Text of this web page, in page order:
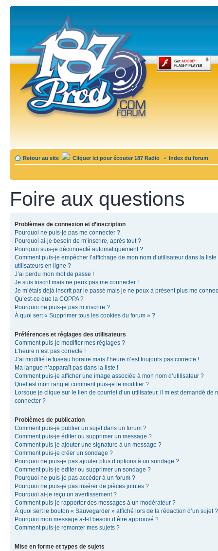
Retour au site Cliquer ici pour écouter 187 Radio • Index du forum
Foire aux questions
Problèmes de connexion et d’inscription
Pourquoi ne puis-je pas me connecter ?
Pourquoi ai-je besoin de m’inscrire, après tout ?
Pourquoi suis-je déconnecté automatiquement ?
Comment puis-je empêcher l’affichage de mon nom d’utilisateur dans la liste
utilisateurs en ligne ?
J’ai perdu mon mot de passe !
Je suis inscrit mais ne peux pas me connecter !
Je m’étais déjà inscrit par le passé mais je ne peux à présent plus me
Qu’est-ce que la COPPA ?
Pourquoi ne puis-je pas m’inscrire ?
À quoi sert « Supprimer tous les cookies du forum » ?
Préférences et réglages des utilisateurs
Comment puis-je modifier mes réglages ?
L’heure n’est pas correcte !
J’ai modifié le fuseau horaire mais l’heure n’est toujours pas correcte !
Ma langue n’apparaît pas dans la liste !
Comment puis-je afficher une image associée à mon nom d’utilisateur ?
Quel est mon rang et comment puis-je le modifier ?
Lorsque je clique sur le lien de courriel d’un utilisateur, il m’est demandé de
connecter ?
Problèmes de publication
Comment puis-je publier un sujet dans un forum ?
Comment puis-je éditer ou supprimer un message ?
Comment puis-je ajouter une signature à un message ?
Comment puis-je créer un sondage ?
Pourquoi ne puis-je pas ajouter plus d’options à un sondage ?
Comment puis-je éditer ou supprimer un sondage ?
Pourquoi ne puis-je pas accéder à un forum ?
Pourquoi ne puis-je pas insérer de pièces jointes ?
Pourquoi ai-je reçu un avertissement ?
Comment puis-je rapporter des messages à un modérateur ?
À quoi sert le bouton « Sauvegarder » affiché lors de la rédaction d’un sujet ?
Pourquoi mon message a-t-il besoin d’être approuvé ?
Comment puis-je remonter mes sujets ?
Mise en forme et types de sujets